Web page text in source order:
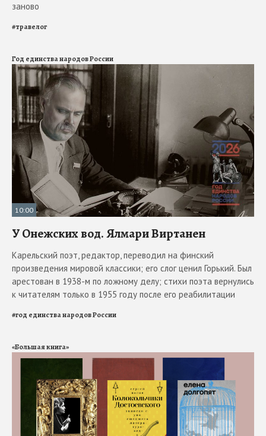
заново
#травелог
Год единства народов России
10:00
У Онежских вод. Ялмари Виртанен
Карельский поэт, редактор, переводил на финский
произведения мировой классики; его слог ценил Горький. Был
арестован в 1938-м по ложному делу; стихи поэта вернулись
к читателям только в 1955 году после его реабилитации
#год единства народов России
«Большая книга»